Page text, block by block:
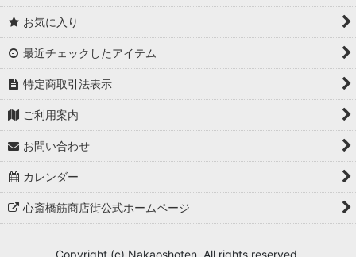
お気に入り
最近チェックしたアイテム
特定商取引法表示
ご利用案内
お問い合わせ
カレンダー
心斎橋筋商店街公式ホームページ
Copyright (c) Nakaoshoten. All rights reserved.